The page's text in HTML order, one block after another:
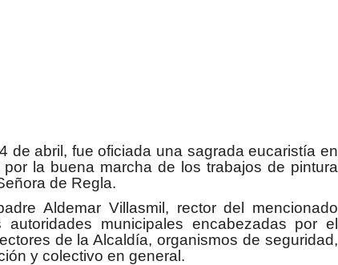
de abril, fue oficiada una sagrada eucaristía en
la buena marcha de los trabajos de pintura
de Regla.
Aldemar Villasmil, rector del mencionado
municipales encabezadas por el
de la Alcaldía, organismos de seguridad,
y colectivo en general.